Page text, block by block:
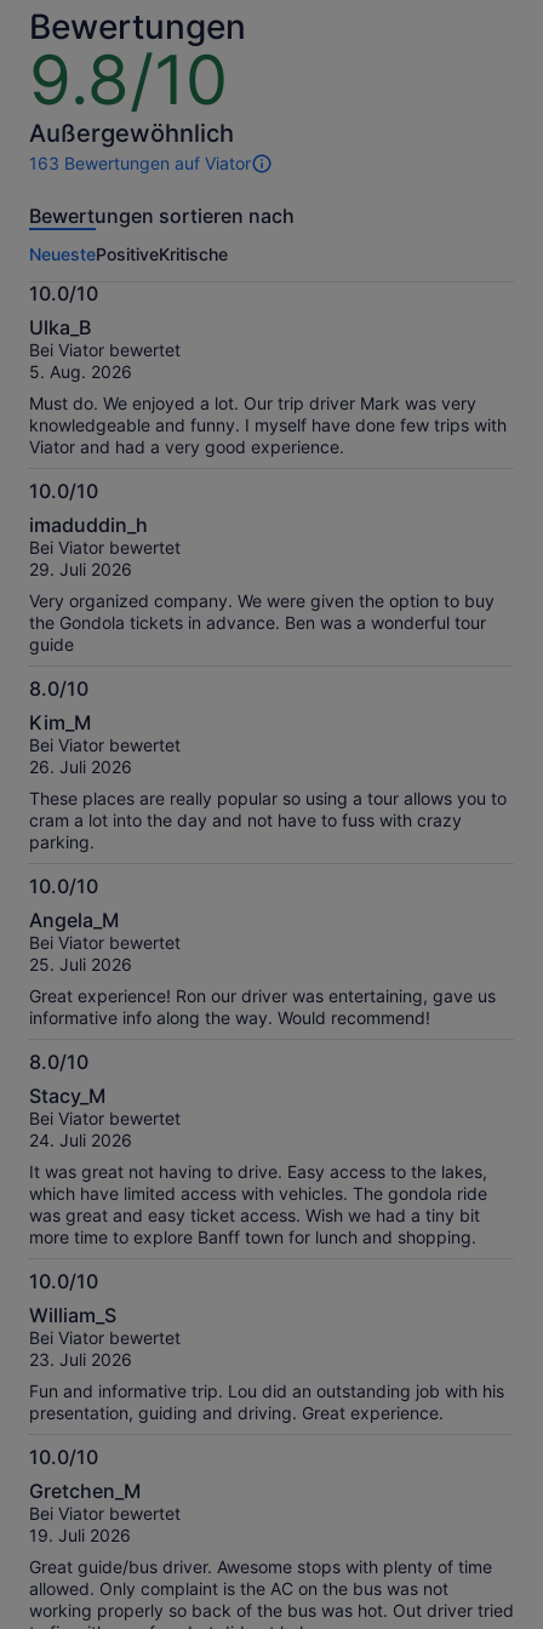
Erw.
Bewertungen
9.8/10
9.8
von
10
Außergewöhnlich
163 Bewertungen auf Viator
163
dieser
Weitere
Informationen
zu
unseren
geprüften
Bewertungen.
Bewertungen sortieren nach
NeuestePositiveKritische
10.0/10
10.0
von
10
Ulka_B
Bei Viator bewertet
5. Aug. 2026
Must do. We enjoyed a lot. Our trip driver Mark was very
knowledgeable and funny. I myself have done few trips with
Viator and had a very good experience.
10.0/10
10.0
von
10
imaduddin_h
Bei Viator bewertet
29. Juli 2026
Very organized company. We were given the option to buy
the Gondola tickets in advance. Ben was a wonderful tour
guide
8.0/10
8.0
von
10
Kim_M
Bei Viator bewertet
26. Juli 2026
These places are really popular so using a tour allows you to
cram a lot into the day and not have to fuss with crazy
parking.
10.0/10
10.0
von
10
Angela_M
Bei Viator bewertet
25. Juli 2026
Great experience! Ron our driver was entertaining, gave us
informative info along the way. Would recommend!
8.0/10
8.0
von
10
Stacy_M
Bei Viator bewertet
24. Juli 2026
It was great not having to drive. Easy access to the lakes,
which have limited access with vehicles. The gondola ride
was great and easy ticket access. Wish we had a tiny bit
more time to explore Banff town for lunch and shopping.
10.0/10
10.0
von
10
William_S
Bei Viator bewertet
23. Juli 2026
Fun and informative trip. Lou did an outstanding job with his
presentation, guiding and driving. Great experience.
10.0/10
10.0
von
10
Gretchen_M
Bei Viator bewertet
19. Juli 2026
Great guide/bus driver. Awesome stops with plenty of time
allowed. Only complaint is the AC on the bus was not
working properly so back of the bus was hot. Out driver tried